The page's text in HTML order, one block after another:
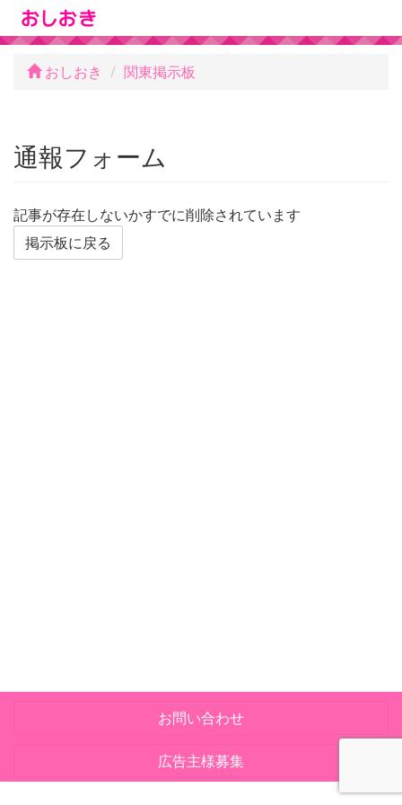
おしおき 関東掲示板
通報フォーム
記事が存在しないかすでに削除されています
掲示板に戻る
お問い合わせ
広告主様募集